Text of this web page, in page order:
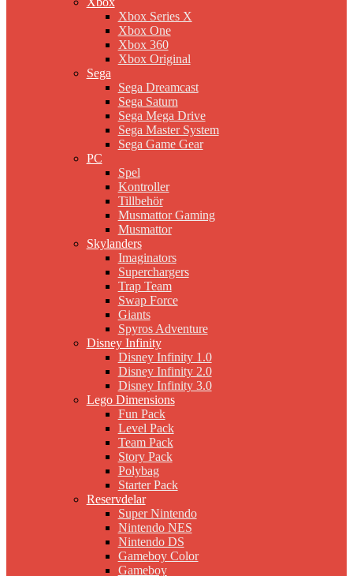
Xbox Series X
Xbox One
Xbox 360
Xbox Original
Sega
Sega Dreamcast
Sega Saturn
Sega Mega Drive
Sega Master System
Sega Game Gear
PC
Spel
Kontroller
Tillbehör
Musmattor Gaming
Musmattor
Skylanders
Imaginators
Superchargers
Trap Team
Swap Force
Giants
Spyros Adventure
Disney Infinity
Disney Infinity 1.0
Disney Infinity 2.0
Disney Infinity 3.0
Lego Dimensions
Fun Pack
Level Pack
Team Pack
Story Pack
Polybag
Starter Pack
Reservdelar
Super Nintendo
Nintendo NES
Nintendo DS
Gameboy Color
Gameboy